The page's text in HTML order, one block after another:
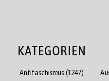
KATEGORIEN
Antifaschismus (1247)